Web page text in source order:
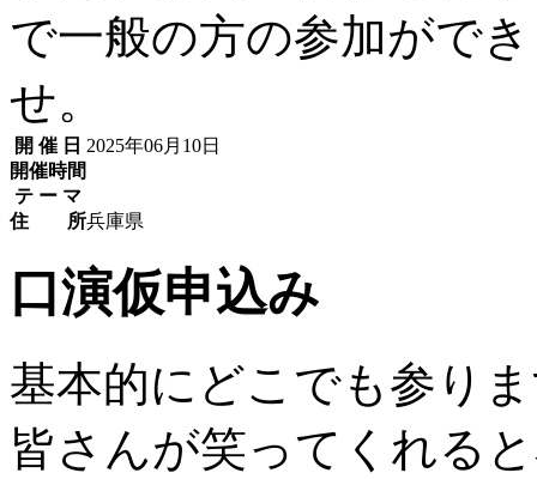
で一般の方の参加がで
せ。
開 催 日 2025年06月10日
開催時間
テ ー マ
住 所兵庫県
口演仮申込み
基本的にどこでも参り
皆さんが笑ってくれる